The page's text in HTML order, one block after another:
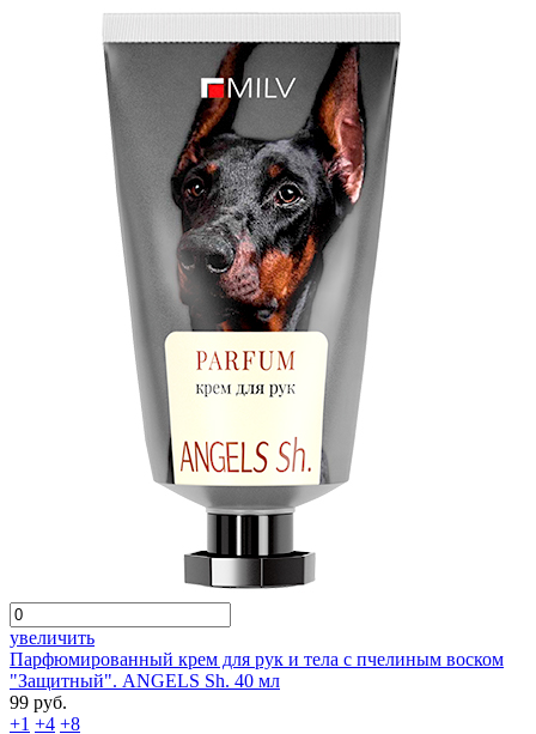
увеличить
Парфюмированный крем для рук и тела с пчелиным воском
"Защитный". ANGELS Sh. 40 мл
99 руб.
+1 +4 +8